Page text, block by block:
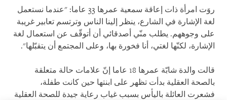
روَت امرأة ذات إعاقة سمعية عمرها 33 عاما: "عندما نستعمل
لغة الإشارة في الشارع، ينظر إلينا الناس وترتسم تعابير غريبة
على وجوههم. يطلب منّي أصدقائي أن أتوقّف عن استعمال لغة
الإشارة، لكنّها لغتي، أنا فخورة بها، وعلى المجتمع أن يتقبّلها".
قالت والدة شابّة عمرها 18 عاما إنّ علامات حالة متعلقة
بالصحة العقلية بدأت تظهر على ابنتها حين كانت طفلة،
فشعرت العائلة باليأس بسبب غياب رعاية جيدة للصحة العقلية